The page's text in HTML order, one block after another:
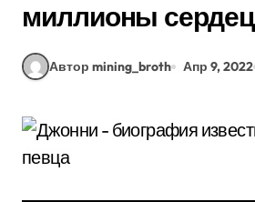
миллионы сердец
Автор mining_broth Апр 9, 2022